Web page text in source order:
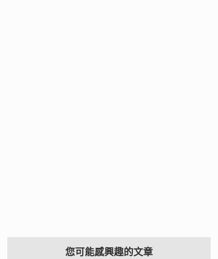
您可能感興趣的文章